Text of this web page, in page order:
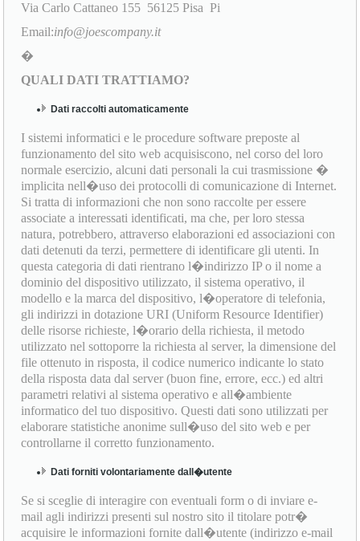
Via Carlo Cattaneo 155 56125 Pisa Pi
Email:info@joescompany.it
�
QUALI DATI TRATTIAMO?
Dati raccolti automaticamente
I sistemi informatici e le procedure software preposte al
funzionamento del sito web acquisiscono, nel corso del loro
normale esercizio, alcuni dati personali la cui trasmissione �
implicita nell�uso dei protocolli di comunicazione di Internet.
Si tratta di informazioni che non sono raccolte per essere
associate a interessati identificati, ma che, per loro stessa
natura, potrebbero, attraverso elaborazioni ed associazioni con
dati detenuti da terzi, permettere di identificare gli utenti. In
questa categoria di dati rientrano l�indirizzo IP o il nome a
dominio del dispositivo utilizzato, il sistema operativo, il
modello e la marca del dispositivo, l�operatore di telefonia,
gli indirizzi in dotazione URI (Uniform Resource Identifier)
delle risorse richieste, l�orario della richiesta, il metodo
utilizzato nel sottoporre la richiesta al server, la dimensione del
file ottenuto in risposta, il codice numerico indicante lo stato
della risposta data dal server (buon fine, errore, ecc.) ed altri
parametri relativi al sistema operativo e all�ambiente
informatico del tuo dispositivo. Questi dati sono utilizzati per
elaborare statistiche anonime sull�uso del sito web e per
controllarne il corretto funzionamento.
Dati forniti volontariamente dall�utente
Se si sceglie di interagire con eventuali form o di inviare e-
mail agli indirizzi presenti sul nostro sito il titolare potr�
acquisire le informazioni fornite dall�utente (indirizzo e-mail